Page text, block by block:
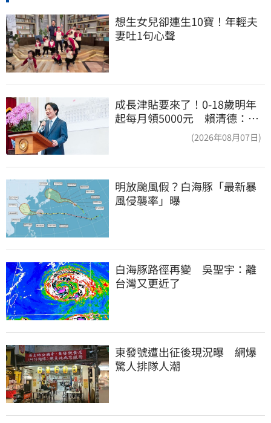
想生女兒卻連生10寶！年輕夫
妻吐1句心聲
成長津貼要來了！0-18歲明年
起每月領5000元 賴清德：此
(2026年08月07日)
明放颱風假？白海豚「最新暴
風侵襲率」曝
白海豚路徑再變　吳聖宇：離
台灣又更近了
東發號遭出征後現況曝　網爆
驚人排隊人潮